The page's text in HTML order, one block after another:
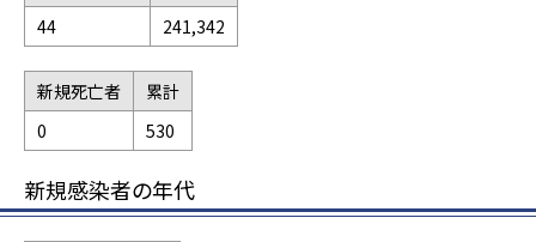
44
241,342
新規死亡者
累計
0
530
新規感染者の年代